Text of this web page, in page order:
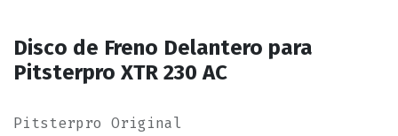
Disco de Freno Delantero para
Pitsterpro XTR 230 AC
Pitsterpro Original